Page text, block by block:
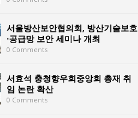
서울방산보안협의회, 방산기술보호
·공급망 보안 세미나 개최
0 Comments
서효석 충청향우회중앙회 총재 취
임 논란 확산
0 Comments